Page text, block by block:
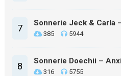
7 Sonnerie Jeck & Carla
385 5944
8 Sonnerie Doechii –
316 5755